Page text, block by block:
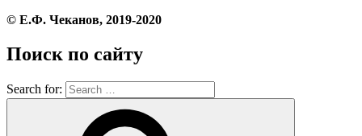
© Е.Ф. Чеканов, 2019-2020
Поиск по сайту
Search for: